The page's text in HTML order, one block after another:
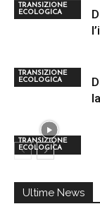
TRANSIZIONE
ECOLOGICA
TRANSIZIONE
ECOLOGICA
TRANSIZIONE
ECOLOGICA
Ultime News